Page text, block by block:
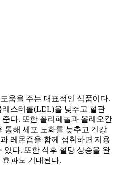
움을 주는 대표적인 식품이다.
스테롤(LDL)을 낮추고 혈관
다. 또한 폴리페놀과 올레오칸
통해 세포 노화를 늦추고 건강
레몬즙을 함께 섭취하면 지용
있다. 또한 식후 혈당 상승을 완
과도 기대된다.